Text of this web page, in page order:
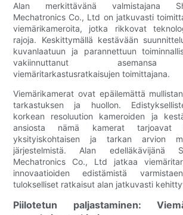
Alan merkittävänä valmistajana
Mechatronics Co., Ltd on jatkuvasti
viemärikameroita, jotka rikkovat
rajoja. Keskittymällä kestävään
kuvanlaatuun ja parannettuun
vakiinnuttanut asemansa
viemäritarkastusratkaisujen toimittajana.
Viemärikamerat ovat epäilemättä
tarkastuksen ja huollon.
korkean resoluution kameroiden ja
ansiosta nämä kamerat tarjoavat
yksityiskohtaisen ja tarkan arvion
järjestelmistä. Alan edelläkävijänä
Mechatronics Co., Ltd jatkaa
innovaatioiden edistämistä
tulokselliset ratkaisut alan jatkuvasti
Piilotetun paljastaminen: